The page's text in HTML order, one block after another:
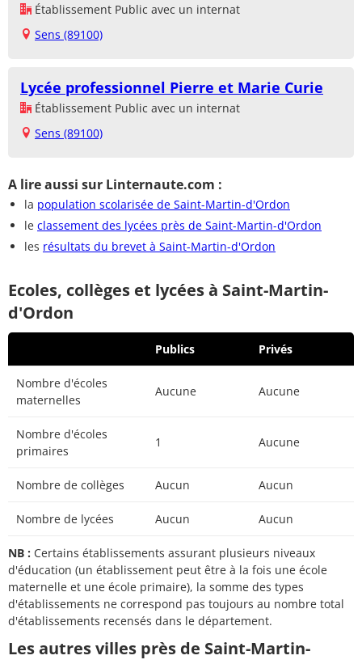
Établissement Public avec un internat
Sens (89100)
Lycée professionnel Pierre et Marie Curie
Établissement Public avec un internat
Sens (89100)
A lire aussi sur Linternaute.com :
la population scolarisée de Saint-Martin-d'Ordon
le classement des lycées près de Saint-Martin-d'Ordon
les résultats du brevet à Saint-Martin-d'Ordon
Ecoles, collèges et lycées à Saint-Martin-
d'Ordon
Publics Privés
Nombre d'écoles
maternelles
Aucune Aucune
Nombre d'écoles
primaires
1 Aucune
Nombre de collèges Aucun Aucun
Nombre de lycées Aucun Aucun
NB : Certains établissements assurant plusieurs niveaux
d'éducation (un établissement peut être à la fois une école
maternelle et une école primaire), la somme des types
d'établissements ne correspond pas toujours au nombre total
d'établissements recensés dans le département.
Les autres villes près de Saint-Martin-